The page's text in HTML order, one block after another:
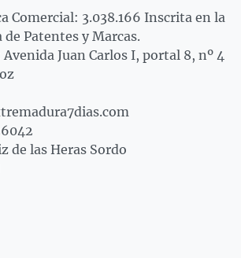
Comercial: 3.038.166 Inscrita en la
Patentes y Marcas.
Juan Carlos I, portal 8, nº 4
de las Heras Sordo